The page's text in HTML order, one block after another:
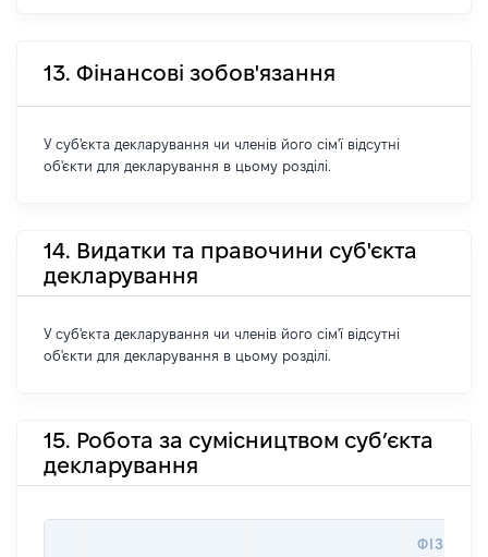
13. Фінансові зобов'язання
У суб'єкта декларування чи членів його сім'ї відсутні
об'єкти для декларування в цьому розділі.
14. Видатки та правочини суб'єкта
декларування
У суб'єкта декларування чи членів його сім'ї відсутні
об'єкти для декларування в цьому розділі.
15. Робота за сумісництвом суб’єкта
декларування